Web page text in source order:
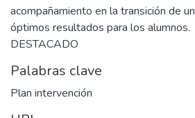
acompañamiento en la transición de
óptimos resultados para los alumnos.
DESTACADO
Palabras clave
Plan intervención